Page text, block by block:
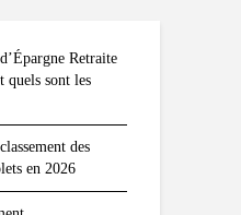
Retraite
quels sont les
des
en 2026